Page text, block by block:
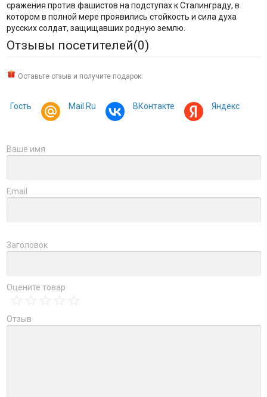
сражения против фашистов на подступах к Сталинграду, в
котором в полной мере проявились стойкость и сила духа
русских солдат, защищавших родную землю.
Отзывы посетителей(0)
Оставьте отзыв и получите подарок:
Гость Mail.Ru ВКонтакте Яндекс
Ваше имя
Email
Заголовок
Оцените товар
Отзыв